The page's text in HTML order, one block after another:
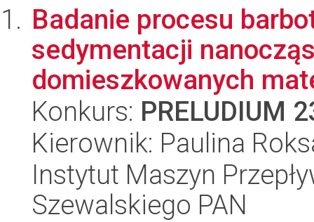
Badanie procesu
sedymentacji
domieszkowanych
Konkurs: PRELUDIUM
Kierownik: Paulina
Instytut Maszyn
Szewalskiego PAN